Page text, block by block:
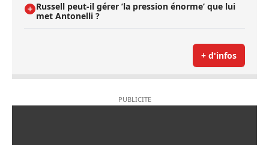
Russell peut-il gérer ’la pression énorme’ que lui
met Antonelli ?
+ d'infos